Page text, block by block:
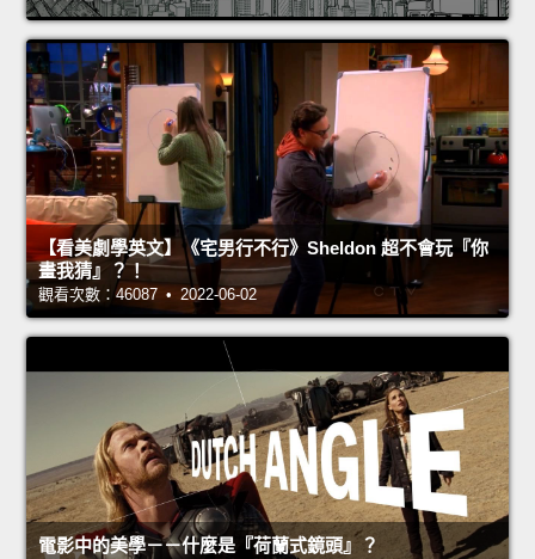
【看美劇學英文】《宅男行不行》Sheldon 超不會玩『你
畫我猜』？！
觀看次數：46087 • 2022-06-02
電影中的美學－－什麼是『荷蘭式鏡頭』？